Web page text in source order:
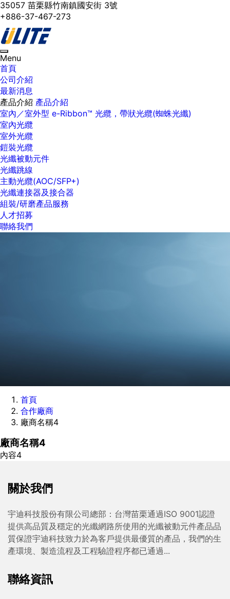
35057 苗栗縣竹南鎮國安街 3號
+886-37-467-273
Toggle
navigation
Menu
首頁
公司介紹
最新消息
產品介紹 產品介紹
室內／室外型 e-Ribbon™ 光纜，帶狀光纜(蜘蛛光纖)
室內光纜
室外光纜
鎧裝光纜
光纖被動元件
光纖跳線
主動光纜(AOC/SFP+)
光纖連接器及接合器
組裝/研磨產品服務
人才招募
聯絡我們
首頁
合作廠商
廠商名稱4
廠商名稱4
內容4
關於我們
宇迪科技股份有限公司總部：台灣苗栗通過ISO 9001認證
提供高品質及穩定的光纖網路所使用的光纖被動元件產品品
質保證宇迪科技致力於為客戶提供最優質的產品，我們的生
產環境、製造流程及工程驗證程序都已通過...
聯絡資訊